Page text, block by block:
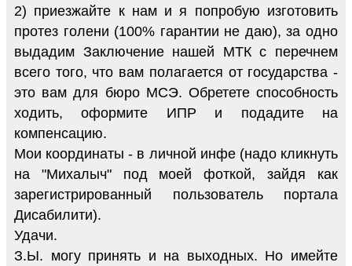
2) приезжайте к нам и я попробую изготовить
протез голени (100% гарантии не даю), за одно
выдадим Заключение нашей МТК с перечнем
всего того, что вам полагается от государства -
это вам для бюро МСЭ. Обретете способность
ходить, оформите ИПР и подадите на
компенсацию.
Мои координаты - в личной инфе (надо кликнуть
на "Михалыч" под моей фоткой, зайдя как
зарегистрированный пользователь портала
Дисабилити).
Удачи.
З.Ы. могу принять и на выходных. Но имейте